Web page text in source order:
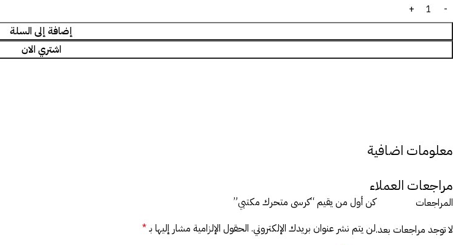
إضافة إلى السلة
اشتري الان
معلومات اضافية
مراجعات العملاء
المراجعات
لا توجد مراجعات بعد.
كن أول من يقيم “كرسى متحرك مكتبي”
لن يتم نشر عنوان بريدك الإلكتروني. الحقول الإلزامية مشار إليها بـ*